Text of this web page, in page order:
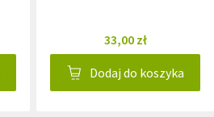
33,00 zł
Dodaj do koszyka